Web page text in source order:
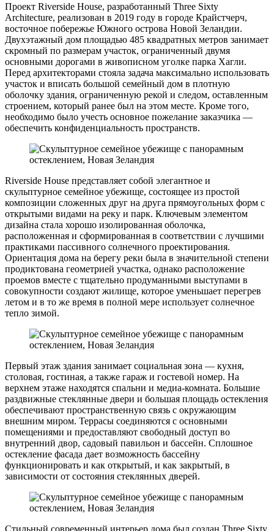
Проект Riverside House, разработанный Three Sixty
Architecture, реализован в 2019 году в городе Крайстчерч,
восточное побережье Южного острова Новой Зеландии.
Двухэтажный дом площадью 485 квадратных метров занимает
скромный по размерам участок, ограниченный двумя
основными дорогами в живописном уголке парка Хагли.
Перед архитекторами стояла задача максимально использовать
участок и вписать большой семейный дом в плотную
оболочку здания, ограниченную рекой и следом, оставленным
строением, который ранее был на этом месте. Кроме того,
необходимо было учесть основное пожелание заказчика —
обеспечить конфиденциальность пространств.
Riverside House представляет собой элегантное и
скульптурное семейное убежище, состоящее из простой
композиции сложенных друг на друга прямоугольных форм с
открытыми видами на реку и парк. Ключевым элементом
дизайна стала хорошо изолированная оболочка,
расположенная и сформированная в соответствии с лучшими
практиками пассивного солнечного проектирования.
Ориентация дома на берегу реки была в значительной степени
продиктована геометрией участка, однако расположение
проемов вместе с тщательно продуманными выступами в
совокупности создают жилище, которое уменьшает перегрев
летом и в то же время в полной мере использует солнечное
тепло зимой.
Первый этаж здания занимает социальная зона — кухня,
столовая, гостиная, а также гараж и гостевой номер. На
верхнем этаже находятся спальни и медиа-комната. Большие
раздвижные стеклянные двери и большая площадь остекления
обеспечивают пространственную связь с окружающим
внешним миром. Террасы соединяются с основными
помещениями и предоставляют свободный доступ во
внутренний двор, садовый павильон и бассейн. Сплошное
остекление фасада дает возможность бассейну
функционировать и как открытый, и как закрытый, в
зависимости от состояния стеклянных дверей.
Стильный современный интерьер дома был создан Three Sixty